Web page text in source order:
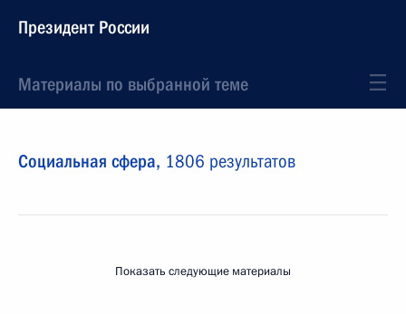
Президент России
Материалы по выбранной теме
Социальная сфера, 1806 результатов
Показать следующие материалы